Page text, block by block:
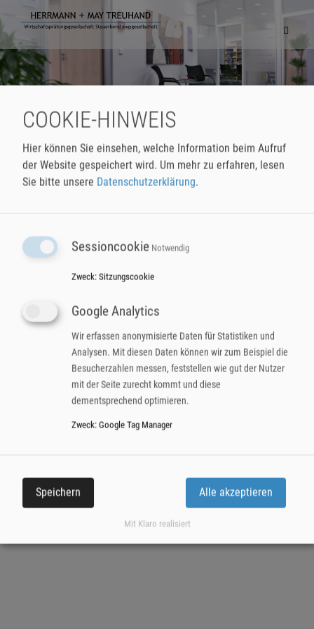
HERRMANN + MAY Treuhand
Wirtschaftsprüfungsgesellschaft
Moltkestraße 12
74072 Heilbronn
Telefon
Datenschutzerklärung
COOKIE-HINWEIS
Hier können Sie einsehen, welche Information beim Aufruf
der Website gespeichert wird. Um mehr zu erfahren, lesen
Sie bitte unsere Datenschutzerklärung.
Sessioncookie Notwendig
Zweck: Sitzungscookie
Google Analytics
Wir erfassen anonymisierte Daten für Statistiken und
Analysen. Mit diesen Daten können wir zum Beispiel die
Besucherzahlen messen, feststellen wie gut der Nutzer
mit der Seite zurecht kommt und diese
dementsprechend optimieren.
Zweck: Google Tag Manager
Speichern Alle akzeptieren
Mit Klaro realisiert